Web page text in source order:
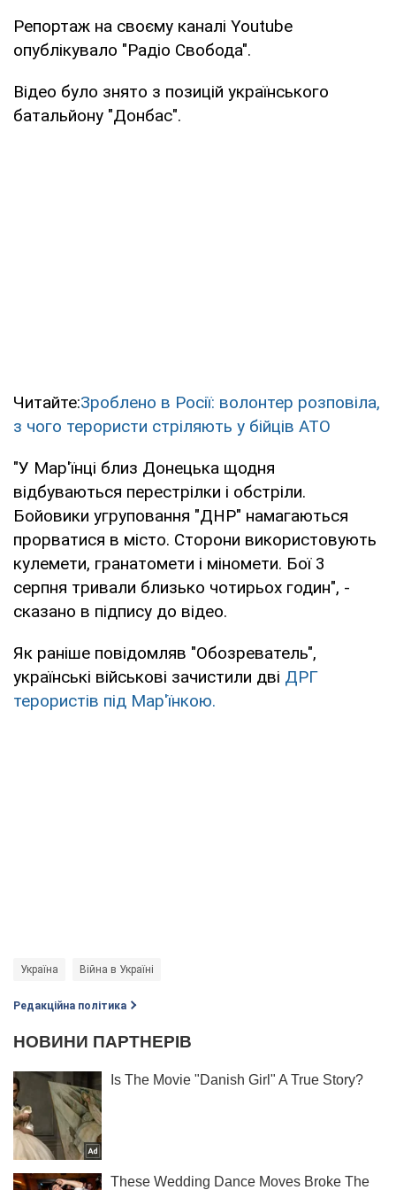
Репортаж на своєму каналі Youtube
опублікувало "Радіо Свобода".
Відео було знято з позицій українського
батальйону "Донбас".
Читайте:Зроблено в Росії: волонтер розповіла,
з чого терористи стріляють у бійців АТО
"У Мар'їнці близ Донецька щодня
відбуваються перестрілки і обстріли.
Бойовики угруповання "ДНР" намагаються
прорватися в місто. Сторони використовують
кулемети, гранатомети і міномети. Бої 3
серпня тривали близько чотирьох годин", -
сказано в підпису до відео.
Як раніше повідомляв "Обозреватель",
українські військові зачистили дві ДРГ
терористів під Мар'їнкою.
Україна Війна в Україні
Редакційна політика